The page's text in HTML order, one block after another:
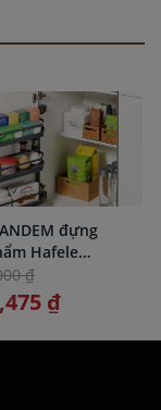
đựng
Hafele
KT
₫
₫